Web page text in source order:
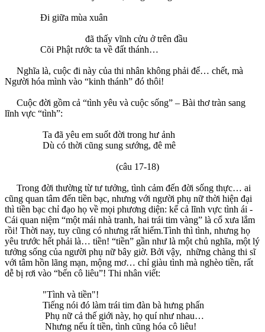
Đi giữa mùa xuân
đã thấy vĩnh cửu ở trên đầu
Cõi Phật rước ta về đất thánh…
Nghĩa là, cuộc đi này của thi nhân không phải để… chết, mà
Người hóa mình vào “kinh thánh” đó thôi!
Cuộc đời gồm cả “tình yêu và cuộc sống” – Bài thơ tràn sang
lĩnh vực “tình”:
Ta đã yêu em suốt đời trong hư ảnh
Dù có thời cũng sung sướng, đê mê
(câu 17-18)
Trong đời thường từ tư tưởng, tình cảm đến đời sống thực… ai
cũng quan tâm đến tiền bạc, nhưng với người phụ nữ thời hiện đại
thì tiền bạc chỉ đạo họ về mọi phương diện: kể cả lĩnh vực tình ái -
Cái quan niệm “một mái nhà tranh, hai trái tim vàng” là cổ xưa lắm
rồi! Thời nay, tuy cũng có nhưng rất hiếm.Tình thì tình, nhưng họ
yêu trước hết phải là… tiền! “tiền” gần như là một chủ nghĩa, một lý
tưởng sống của người phụ nữ bây giờ. Bởi vậy, những chàng thi sĩ
với tâm hồn lãng mạn, mộng mơ… chỉ giàu tình mà nghèo tiền, rất
dễ bị rơi vào “bến cô liêu”! Thi nhân viết:
"Tình và tiền"!
Tiếng nói đó làm trái tim đàn bà hưng phấn
Phụ nữ cả thế giới này, họ quí như nhau…
Nhưng nếu ít tiền, tình cũng hóa cô liêu!